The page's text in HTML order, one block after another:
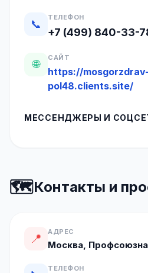
📞
ТЕЛЕФОН
+7 (499) 840-33-
🌐
САЙТ
https://
pol48.clients.site/
МЕССЕНДЖЕРЫ И
🗺️Контакты и
📍 АДРЕС
Москва,
ТЕЛЕФОН